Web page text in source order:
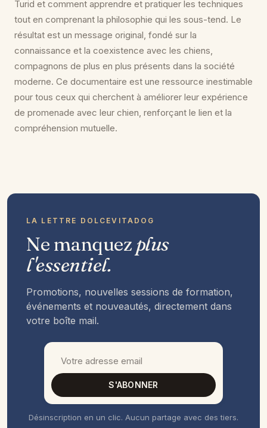
Turid et comment apprendre et pratiquer les techniques
tout en comprenant la philosophie qui les sous-tend. Le
résultat est un message original, fondé sur la
connaissance et la coexistence avec les chiens,
compagnons de plus en plus présents dans la société
moderne. Ce documentaire est une ressource inestimable
pour tous ceux qui cherchent à améliorer leur expérience
de promenade avec leur chien, renforçant le lien et la
compréhension mutuelle.
LA LETTRE DOLCEVITADOG
Ne manquez plus
l'essentiel.
Promotions, nouvelles sessions de formation,
événements et nouveautés, directement dans
votre boîte mail.
S'ABONNER
Désinscription en un clic. Aucun partage avec des tiers.